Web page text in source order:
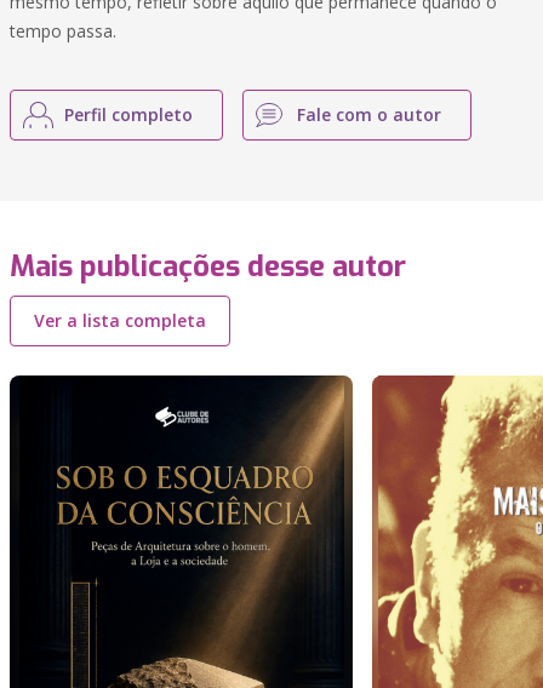
tempo passa.
Perfil completo Fale com o autor
Mais publicações desse autor
Ver a lista completa